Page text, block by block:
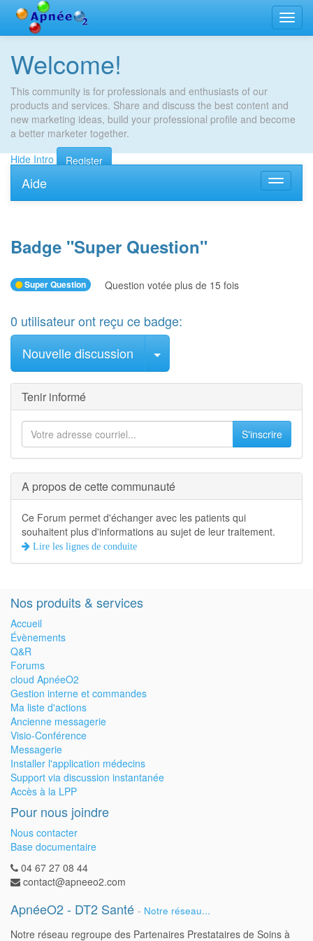
la
Welcome!
This community is for professionals and enthusiasts of our
products and services. Share and discuss the best content and
new marketing ideas, build your professional profile and become
a better marketer together.
Hide Intro
Register
Basculer
la
Aide
Badge "Super Question"
Super Question Question votée plus de 15 fois
0 utilisateuront reçu ce badge:
Nouvelle discussion
Sélectionner le message
Tenir informé
S'inscrire
A propos de cette communauté
Ce Forum permet d'échanger avec les patients qui
souhaitent plus d'informations au sujet de leur traitement.
Lire les lignes de conduite
Nos produits & services
Accueil
Évènements
Q&R
Forums
cloud ApnéeO2
Gestion interne et commandes
Ma liste d'actions
Ancienne messagerie
Visio-Conférence
Messagerie
Installer l'application médecins
Support via discussion instantanée
Accès à la LPP
Pour nous joindre
Nous contacter
Base documentaire
04 67 27 08 44
contact@apneeo2.com
ApnéeO2 - DT2 Santé - Notre réseau...
Notre réseau regroupe des Partenaires Prestataires de Soins à